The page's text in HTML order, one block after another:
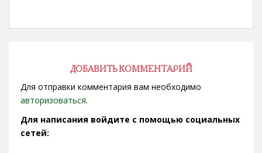
ДОБАВИТЬ КОММЕНТАРИЙ
Для отправки комментария вам необходимо
авторизоваться.
Для написания войдите с помощью социальных
сетей: